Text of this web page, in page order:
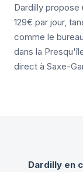
Dardilly propose
129€ par jour,
comme le
dans la
direct à Saxe-
Dardilly en